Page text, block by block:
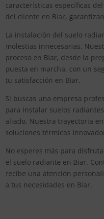
características específicas
del cliente en Biar,
La instalación del suelo
molestias innecesarias.
proceso en Biar, desde la
puesta en marcha, con un
tu satisfacción en Biar.
Si buscas una empresa
para instalar suelos
aliado. Nuestra trayectoria
soluciones térmicas
No esperes más para
el suelo radiante en Biar.
recibe una atención
a tus necesidades en Biar.